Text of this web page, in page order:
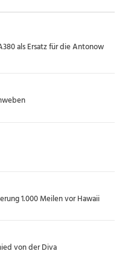
als Ersatz für die Antonow
1.000 Meilen vor Hawaii
von der Diva